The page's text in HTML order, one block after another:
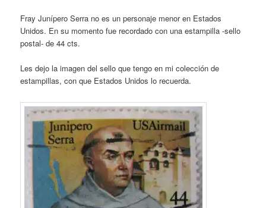
Fray Junípero Serra no es un personaje menor en Estados
Unidos. En su momento fue recordado con una estampilla -sello
postal- de 44 cts.
Les dejo la imagen del sello que tengo en mi colección de
estampillas, con que Estados Unidos lo recuerda.